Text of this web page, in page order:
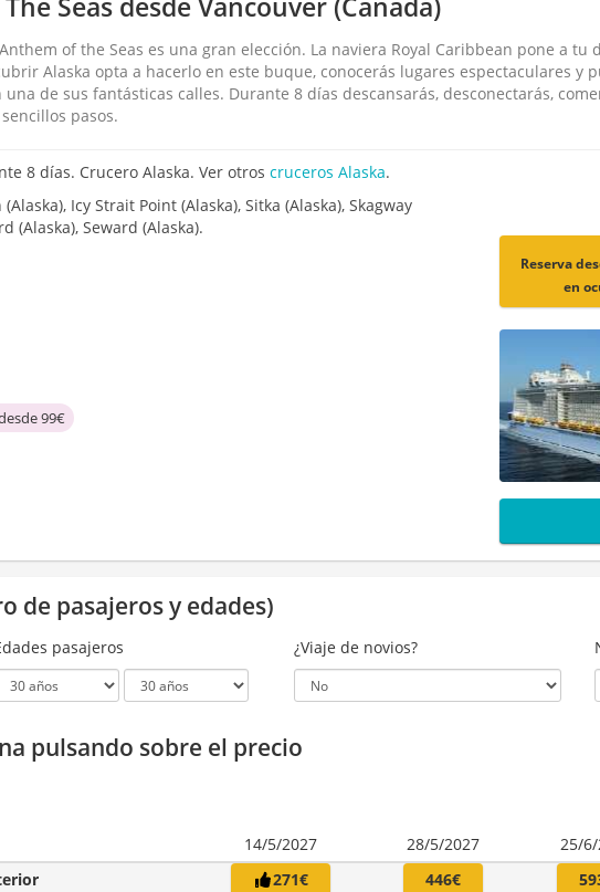
Seas desde Vancouver (Canadá)
of the Seas es una gran elección. La naviera Royal Caribbean pone a
Alaska opta a hacerlo en este buque, conocerás lugares espectaculares y
de sus fantásticas calles. Durante 8 días descansarás, desconectarás,
pasos.
8 días. Crucero Alaska. Ver otroscruceros Alaska.
Icy Strait Point (Alaska), Sitka (Alaska), Skagway
(Alaska), Seward (Alaska).
99€
Reserva
en
de pasajeros y edades)
pasajeros ¿Viaje de novios?
pulsando sobre el precio
14/5/2027 28/5/2027 25/
271€ 446€